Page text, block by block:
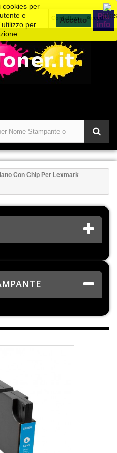
Accedi
Contattaci
cookies per
e
per
Piú
info
Con Chip Per Lexmark